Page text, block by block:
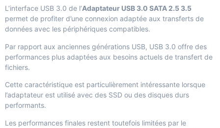
L’interface USB 3.0 de l’Adaptateur USB 3.0 SATA 2.5 3.5
permet de profiter d’une connexion adaptée aux transferts de
données avec les périphériques compatibles.
Par rapport aux anciennes générations USB, USB 3.0 offre des
performances plus adaptées aux besoins actuels de transfert de
fichiers.
Cette caractéristique est particulièrement intéressante lorsque
l’adaptateur est utilisé avec des SSD ou des disques durs
performants.
Les performances finales restent toutefois limitées par le